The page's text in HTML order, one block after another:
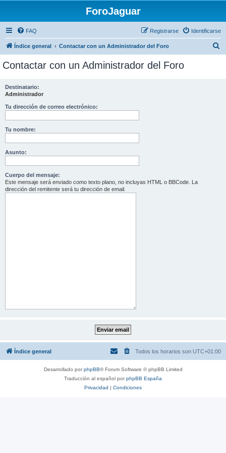
ForoJaguar
FAQ Identificarse
Registrarse
Índice general Contactar con un Administrador del Foro
Contactar con un Administrador del Foro
Destinatario:
Administrador
Tu dirección de correo electrónico:
Tu nombre:
Asunto:
Cuerpo del mensaje:
Este mensaje será enviado como texto plano, no incluyas HTML o BBCode. La
dirección del remitente será tu dirección de email.
Índice general Todos los horarios son UTC+01:00
Desarrollado porphpBB® Forum Software © phpBB Limited
Traducción al español porphpBB España
Privacidad | Condiciones